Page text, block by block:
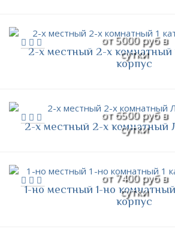
от 5000 руб в
сутки
2-х местный 2-х комнатный
корпус
от 6500 руб в
сутки
2-х местный 2-х комнатный
от 7400 руб в
сутки
1-но местный 1-но комнатный
корпус